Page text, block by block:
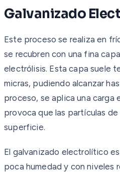
Galvanizado
Este proceso se realiza en
se recubren con una fina
electrólisis. Esta capa suele
micras, pudiendo alcanzar
proceso, se aplica una carga
provoca que las partículas de
superficie.
El galvanizado electrolítico
poca humedad y con niveles